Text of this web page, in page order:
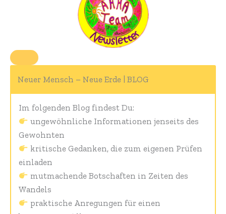
Neuer Mensch – Neue Erde | BLOG
Im folgenden Blog findest Du:
ungewöhnliche Informationen jenseits des
Gewohnten
kritische Gedanken, die zum eigenen Prüfen
einladen
mutmachende Botschaften in Zeiten des
Wandels
praktische Anregungen für einen